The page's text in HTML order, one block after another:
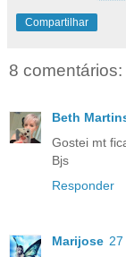
Compartilhar
8 comentários:
Beth
Gostei mt
Bjs
Responder
Marijose